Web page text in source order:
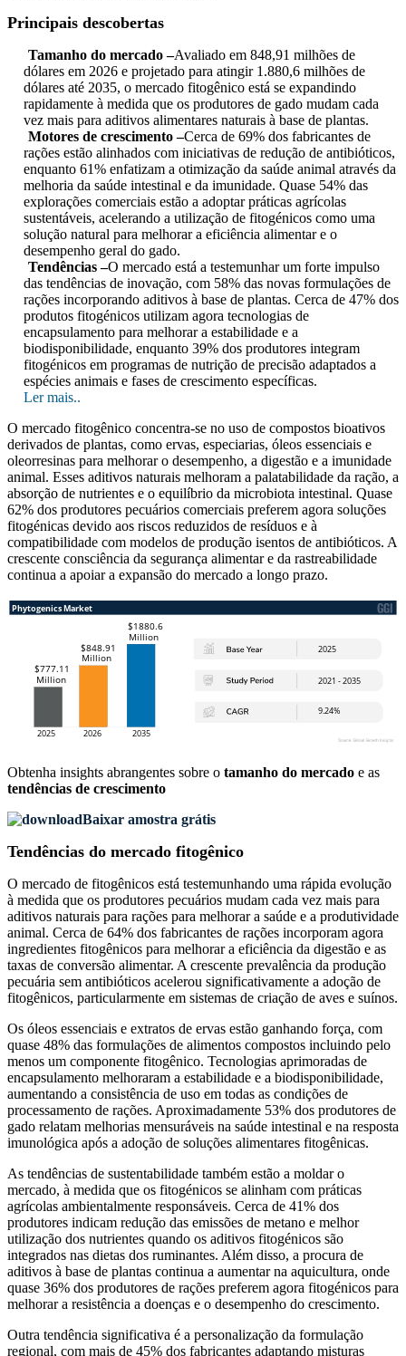
Principais descobertas
Tamanho do mercado –Avaliado em 848,91 milhões de
dólares em 2026 e projetado para atingir 1.880,6 milhões de
dólares até 2035, o mercado fitogênico está se expandindo
rapidamente à medida que os produtores de gado mudam cada
vez mais para aditivos alimentares naturais à base de plantas.
Motores de crescimento –Cerca de 69% dos fabricantes de
rações estão alinhados com iniciativas de redução de antibióticos,
enquanto 61% enfatizam a otimização da saúde animal através da
melhoria da saúde intestinal e da imunidade. Quase 54% das
explorações comerciais estão a adoptar práticas agrícolas
sustentáveis, acelerando a utilização de fitogénicos como uma
solução natural para melhorar a eficiência alimentar e o
desempenho geral do gado.
Tendências –O mercado está a testemunhar um forte impulso
das tendências de inovação, com 58% das novas formulações de
rações incorporando aditivos à base de plantas. Cerca de 47% dos
produtos fitogénicos utilizam agora tecnologias de
encapsulamento para melhorar a estabilidade e a
biodisponibilidade, enquanto 39% dos produtores integram
fitogénicos em programas de nutrição de precisão adaptados a
espécies animais e fases de crescimento específicas.
Ler mais..
O mercado fitogênico concentra-se no uso de compostos bioativos
derivados de plantas, como ervas, especiarias, óleos essenciais e
oleorresinas para melhorar o desempenho, a digestão e a imunidade
animal. Esses aditivos naturais melhoram a palatabilidade da ração, a
absorção de nutrientes e o equilíbrio da microbiota intestinal. Quase
62% dos produtores pecuários comerciais preferem agora soluções
fitogénicas devido aos riscos reduzidos de resíduos e à
compatibilidade com modelos de produção isentos de antibióticos. A
crescente consciência da segurança alimentar e da rastreabilidade
continua a apoiar a expansão do mercado a longo prazo.
Obtenha insights abrangentes sobre o tamanho do mercado e as
tendências de crescimento
Baixar amostra grátis
Tendências do mercado fitogênico
O mercado de fitogênicos está testemunhando uma rápida evolução
à medida que os produtores pecuários mudam cada vez mais para
aditivos naturais para rações para melhorar a saúde e a produtividade
animal. Cerca de 64% dos fabricantes de rações incorporam agora
ingredientes fitogênicos para melhorar a eficiência da digestão e as
taxas de conversão alimentar. A crescente prevalência da produção
pecuária sem antibióticos acelerou significativamente a adoção de
fitogênicos, particularmente em sistemas de criação de aves e suínos.
Os óleos essenciais e extratos de ervas estão ganhando força, com
quase 48% das formulações de alimentos compostos incluindo pelo
menos um componente fitogênico. Tecnologias aprimoradas de
encapsulamento melhoraram a estabilidade e a biodisponibilidade,
aumentando a consistência de uso em todas as condições de
processamento de rações. Aproximadamente 53% dos produtores de
gado relatam melhorias mensuráveis ​​na saúde intestinal e na resposta
imunológica após a adoção de soluções alimentares fitogênicas.
As tendências de sustentabilidade também estão a moldar o
mercado, à medida que os fitogénicos se alinham com práticas
agrícolas ambientalmente responsáveis. Cerca de 41% dos
produtores indicam redução das emissões de metano e melhor
utilização dos nutrientes quando os aditivos fitogénicos são
integrados nas dietas dos ruminantes. Além disso, a procura de
aditivos à base de plantas continua a aumentar na aquicultura, onde
quase 36% dos produtores de rações preferem agora fitogénicos para
melhorar a resistência a doenças e o desempenho do crescimento.
Outra tendência significativa é a personalização da formulação
regional, com mais de 45% dos fabricantes adaptando misturas